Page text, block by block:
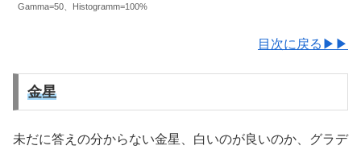
Gamma=50、Histogramm=100%
目次に戻る▶▶
金星
未だに答えの分からない金星、白いのが良いのか、グラデ